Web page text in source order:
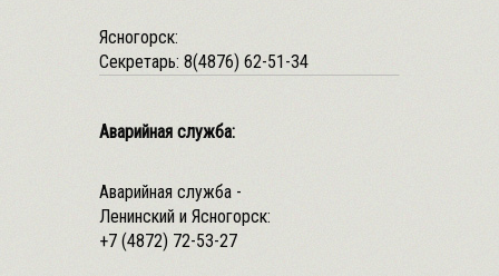
Ясногорск:
Секретарь: 8(4876) 62-51-34
Аварийная служба:
Аварийная служба -
Ленинский и Ясногорск:
+7 (4872) 72-53-27